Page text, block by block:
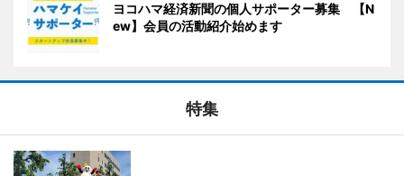
ヨコハマ経済新聞の個人サポーター募集 【N
ew】会員の活動紹介始めます
特集